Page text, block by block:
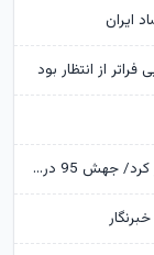
ایران
درآمدهای عملیاتی بانك ملت از 160 همت عبور كرد/ جهش 95 درصدی نسبت به پایان تیرماه 1404